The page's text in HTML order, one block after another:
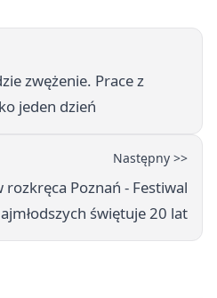
zwężenie. Prace z
jeden dzień
Następny >>
Poznań - Festiwal
świętuje 20 lat